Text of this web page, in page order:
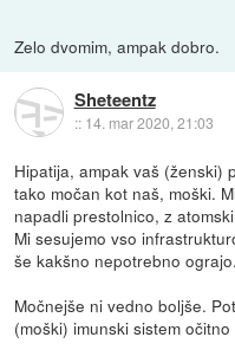
Zelo dvomim, ampak dobro.
Sheteentz
:: 14. mar 2020, 21:03
Hipatija, ampak vaš (ženski)
tako močan kot naš, moški.
napadli prestolnico, z
Mi sesujemo vso
še kakšno nepotrebno ograjo.
Močnejše ni vedno boljše.
(moški) imunski sistem